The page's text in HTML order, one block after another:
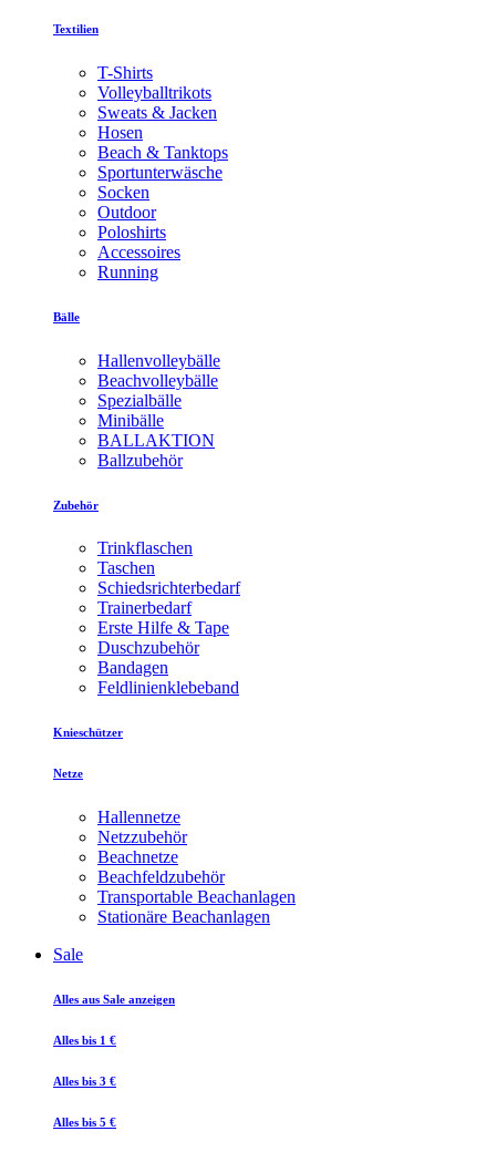
Textilien
T-Shirts
Volleyballtrikots
Sweats & Jacken
Hosen
Beach & Tanktops
Sportunterwäsche
Socken
Outdoor
Poloshirts
Accessoires
Running
Bälle
Hallenvolleybälle
Beachvolleybälle
Spezialbälle
Minibälle
BALLAKTION
Ballzubehör
Zubehör
Trinkflaschen
Taschen
Schiedsrichterbedarf
Trainerbedarf
Erste Hilfe & Tape
Duschzubehör
Bandagen
Feldlinienklebeband
Knieschützer
Netze
Hallennetze
Netzzubehör
Beachnetze
Beachfeldzubehör
Transportable Beachanlagen
Stationäre Beachanlagen
Sale
Alles aus Sale anzeigen
Alles bis 1 €
Alles bis 3 €
Alles bis 5 €